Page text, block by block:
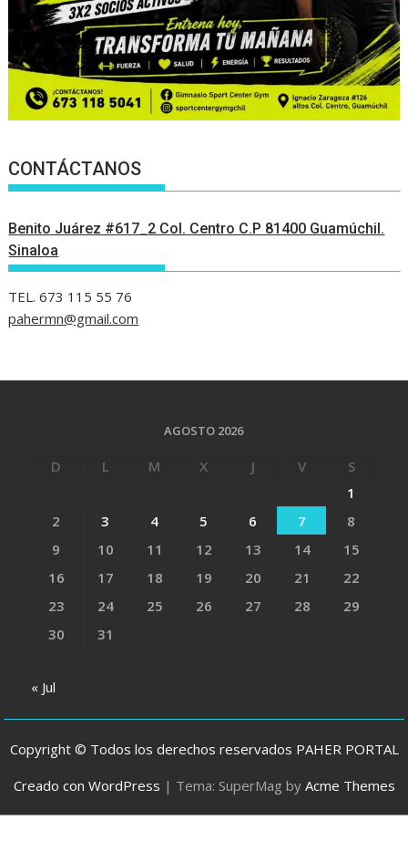
CONTÁCTANOS
Benito Juárez #617_2 Col. Centro C.P 81400 Guamúchil.
Sinaloa
TEL. 673 115 55 76
pahermn@gmail.com
AGOSTO 2026
D L M X J V
S
1
2
3 4 5 6 7
8
9
10 11 12 13 14
15
16
17 18 19 20 21
22
23
24 25 26 27 28
29
30
31
« Jul
Copyright © Todos los derechos reservados PAHER PORTAL
Creado con WordPress | Tema: SuperMag by Acme Themes